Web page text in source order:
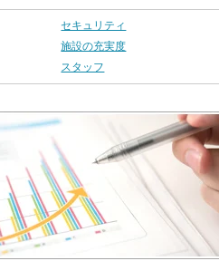
セキュリティ
施設の充実度
スタッフ